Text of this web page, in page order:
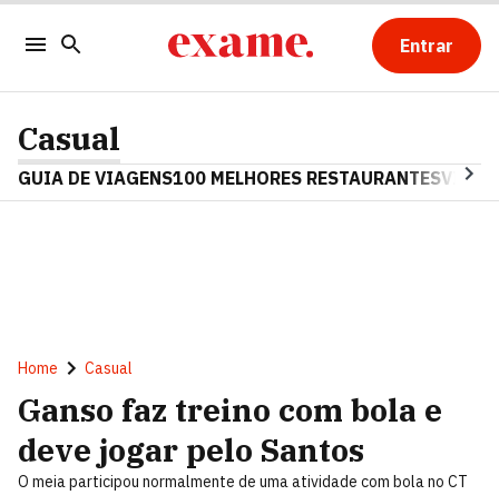
Entrar
Casual
GUIA DE VIAGENS100 MELHORES RESTAURANTES
Home Casual
Ganso faz treino com bola e
deve jogar pelo Santos
O meia participou normalmente de uma atividade com bola no CT